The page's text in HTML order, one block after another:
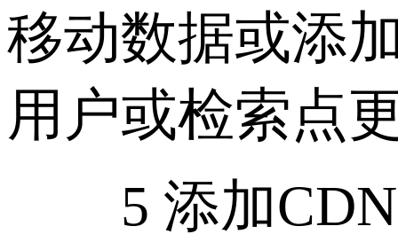
移动数据或添
用户或检索点
5 添加CDN